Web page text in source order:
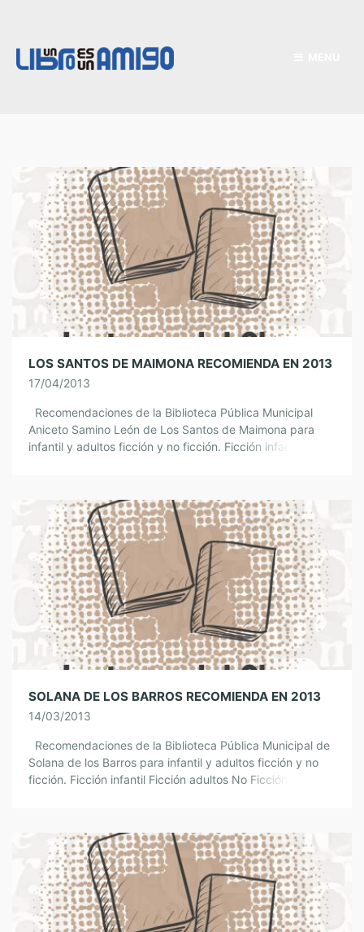
LOS SANTOS DE MAIMONA RECOMIENDA EN 2013
17/04/2013
Recomendaciones de la Biblioteca Pública Municipal
Aniceto Samino León de Los Santos de Maimona para
infantil y adultos ficción y no ficción. Ficción infantil
SOLANA DE LOS BARROS RECOMIENDA EN 2013
14/03/2013
Recomendaciones de la Biblioteca Pública Municipal de
Solana de los Barros para infantil y adultos ficción y no
ficción. Ficción infantil Ficción adultos No Ficción infantil y